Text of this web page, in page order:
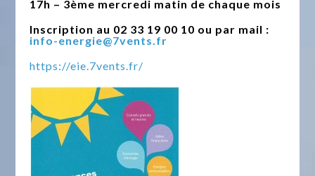
17h – 3ème mercredi matin de chaque mois
Inscription au 02 33 19 00 10 ou par mail :
info-energie@7vents.fr
https://eie.7vents.fr/